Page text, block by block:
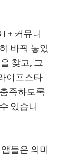
커뮤니
바꿔 놓았
찾고, 그
이프스타
족하도록
있습니
들은 의미